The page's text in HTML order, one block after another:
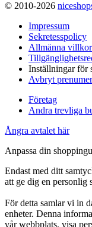
© 2010-2026
Impressum
Sekretesspolicy
Allmänna
Inställningar för
Avbryt
Företag
Andra trevliga
Ångra avtalet här
Anpassa din
Endast med ditt
att ge dig en personlig
För detta samlar vi in
enheter. Denna
vår webbplats, visa